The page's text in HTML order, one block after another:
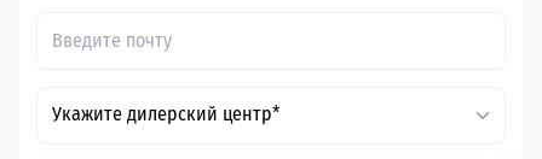
Укажите дилерский центр*